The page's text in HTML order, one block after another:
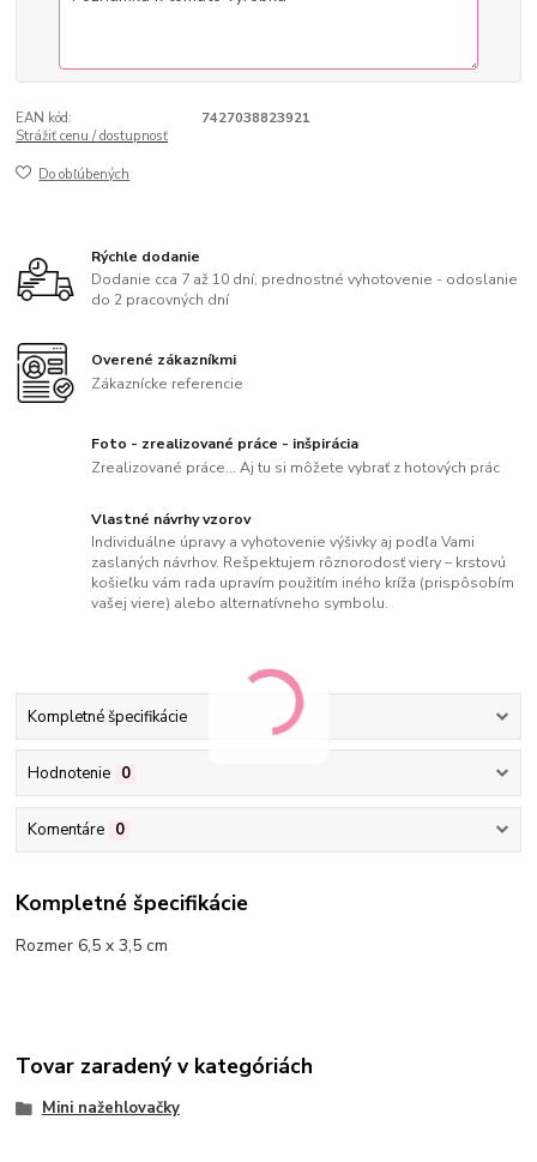
EAN kód:
7427038823921
Strážiť cenu / dostupnosť
Do obľúbených
Rýchle dodanie
Dodanie cca 7 až 10 dní, prednostné vyhotovenie - odoslanie
do 2 pracovných dní
Overené zákazníkmi
Zákaznícke referencie
Foto - zrealizované práce - inšpirácia
Zrealizované práce... Aj tu si môžete vybrať z hotových prác
Vlastné návrhy vzorov
Individuálne úpravy a vyhotovenie výšivky aj podľa Vami
zaslaných návrhov. Rešpektujem rôznorodosť viery – krstovú
košieľku vám rada upravím použitím iného kríža (prispôsobím
vašej viere) alebo alternatívneho symbolu.
Kompletné špecifikácie
Hodnotenie 0
Komentáre 0
Kompletné špecifikácie
Rozmer 6,5 x 3,5 cm
Tovar zaradený v kategóriách
Mini nažehlovačky